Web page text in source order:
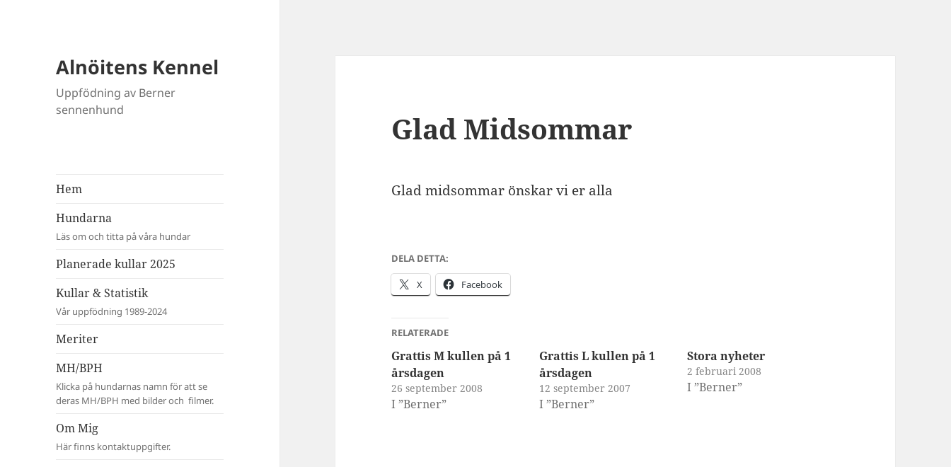
Alnöitens Kennel
Uppfödning av Berner
sennenhund
Hem
Hundarna
Läs om och titta på våra hundar
Planerade kullar 2025
Kullar & Statistik
Vår uppfödning 1989-2024
Meriter
MH/BPH
Klicka på hundarnas namn för att se
deras MH/BPH med bilder och filmer.
Om Mig
Här finns kontaktuppgifter.
Glad Midsommar
Glad midsommar önskar vi er alla
DELA DETTA:
X Facebook
RELATERADE
Grattis M kullen på 1
årsdagen
26 september 2008
I ”Berner”
Grattis L kullen på 1
årsdagen
12 september 2007
I ”Berner”
Stora nyheter
2 februari 2008
I ”Berner”